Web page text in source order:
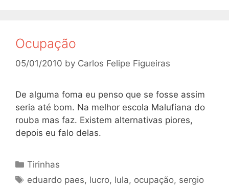
Ocupação
05/01/2010 by Carlos Felipe Figueiras
De alguma foma eu penso que se fosse assim
seria até bom. Na melhor escola Malufiana do
rouba mas faz. Existem alternativas piores,
depois eu falo delas.
Categories
Tirinhas
Tags
eduardo paes, lucro, lula, ocupação, sergio